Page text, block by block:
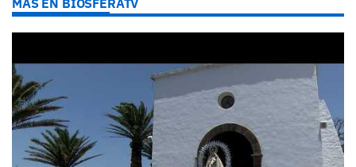
MÁS EN BIOSFERATV